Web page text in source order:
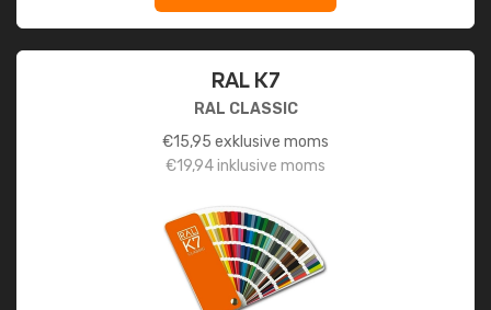
RAL K7
RAL CLASSIC
€15,95 exklusive moms
€19,94inklusive moms